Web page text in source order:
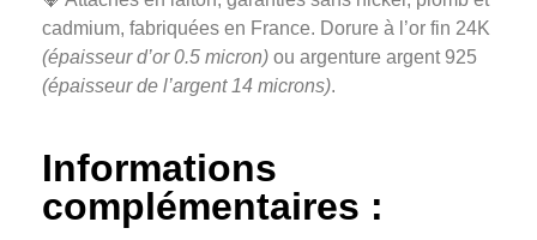
cadmium, fabriquées en France. Dorure à l’or fin 24K
(épaisseur d’or 0.5 micron) ou argenture argent 925
(épaisseur de l’argent 14 microns).
Informations
complémentaires :